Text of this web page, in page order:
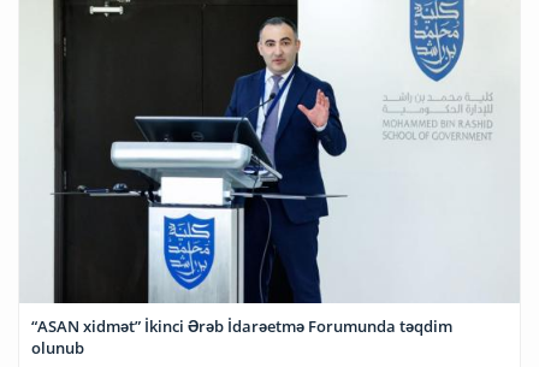
“ASAN xidmət” İkinci Ərəb İdarəetmə Forumunda təqdim
olunub